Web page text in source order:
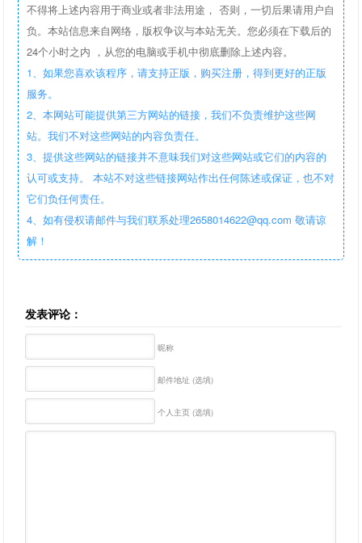
不得将上述内容用于商业或者非法用途， 否则，一切后果请用户自
负。本站信息来自网络，版权争议与本站无关。您必须在下载后的
24个小时之内 ，从您的电脑或手机中彻底删除上述内容。
1、如果您喜欢该程序，请支持正版，购买注册，得到更好的正版
服务。
2、本网站可能提供第三方网站的链接，我们不负责维护这些网
站。我们不对这些网站的内容负责任。
3、提供这些网站的链接并不意味我们对这些网站或它们的内容的
认可或支持。 本站不对这些链接网站作出任何陈述或保证，也不对
它们负任何责任。
4、如有侵权请邮件与我们联系处理2658014622@qq.com 敬请谅
解！
发表评论：
昵称
邮件地址 (选填)
个人主页 (选填)